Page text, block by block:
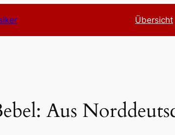
Übersicht
Aus